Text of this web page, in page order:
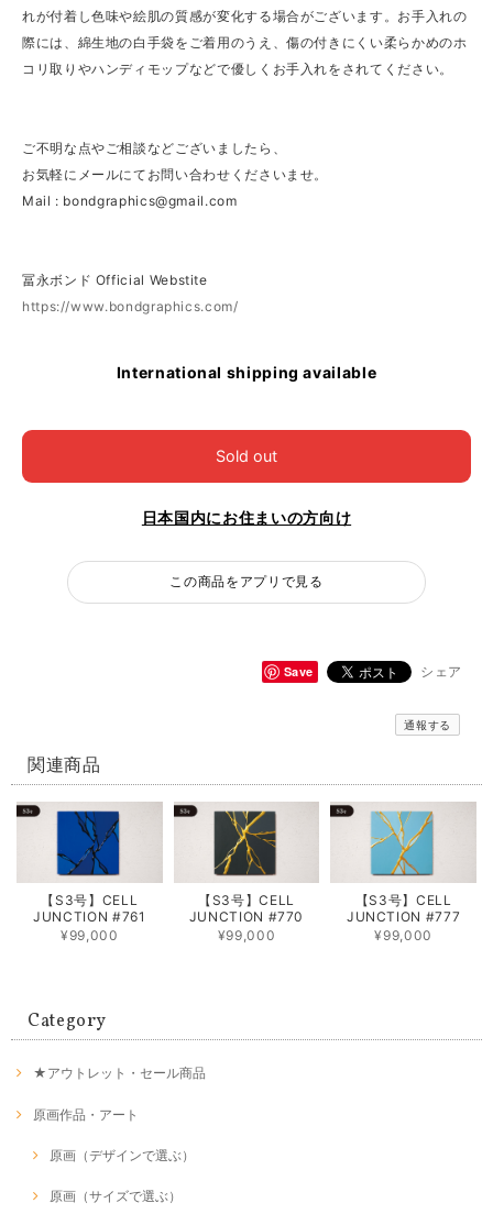
れが付着し色味や絵肌の質感が変化する場合がございます。お手入れの
際には、綿生地の白手袋をご着用のうえ、傷の付きにくい柔らかめのホ
コリ取りやハンディモップなどで優しくお手入れをされてください。
ご不明な点やご相談などございましたら、
お気軽にメールにてお問い合わせくださいませ。
Mail : bondgraphics@gmail.com
冨永ボンド Official Webstite
https://www.bondgraphics.com/
International shipping available
Sold out
日本国内にお住まいの方向け
この商品をアプリで見る
Save シェア
通報する
関連商品
【S3号】CELL
JUNCTION #761
¥99,000
【S3号】CELL
JUNCTION #770
¥99,000
【S3号】CELL
JUNCTION #777
¥99,000
Category
★アウトレット・セール商品
原画作品・アート
原画（デザインで選ぶ）
原画（サイズで選ぶ）